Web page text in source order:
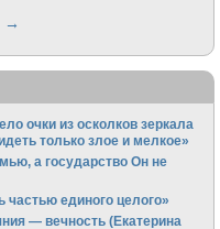
→
очки из осколков зеркала
только злое и мелкое»
а государство Он не
единого целого»
— вечность (Екатерина